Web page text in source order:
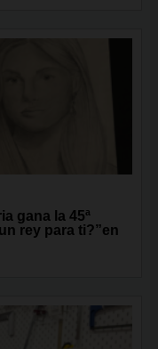
gana la 45ª
rey para ti?”en